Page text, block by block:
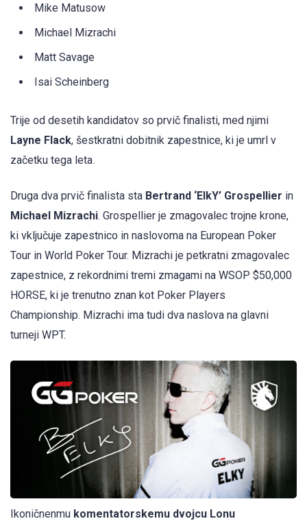
Mike Matusow
Michael Mizrachi
Matt Savage
Isai Scheinberg
Trije od desetih kandidatov so prvič finalisti, med njimi
Layne Flack, šestkratni dobitnik zapestnice, ki je umrl v
začetku tega leta.
Druga dva prvič finalista sta Bertrand ‘ElkY’ Grospellier in
Michael Mizrachi. Grospellier je zmagovalec trojne krone,
ki vključuje zapestnico in naslovoma na European Poker
Tour in World Poker Tour. Mizrachi je petkratni zmagovalec
zapestnice, z rekordnimi tremi zmagami na WSOP $50,000
HORSE, ki je trenutno znan kot Poker Players
Championship. Mizrachi ima tudi dva naslova na glavni
turneji WPT.
Ikoničnenmu komentatorskemu dvojcu Lonu